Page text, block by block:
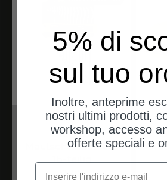
Proxxon
Ring-
Maulschlüsselsatz
15-teilig
Angebot
$59.00
5% di
sul tuo
Inoltre, anteprime
nostri ultimi prodotti,
workshop, accesso
offerte speciali e
e-mail